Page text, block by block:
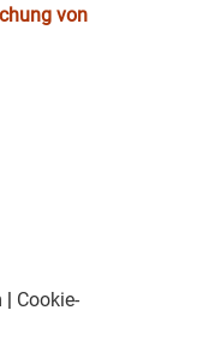
von
Cookie-